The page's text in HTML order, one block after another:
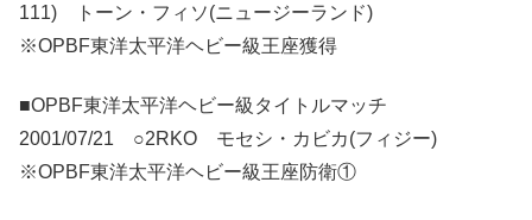
111) トーン・フィソ(ニュージーランド)
※OPBF東洋太平洋ヘビー級王座獲得
■OPBF東洋太平洋ヘビー級タイトルマッチ
2001/07/21 ○2RKO モセシ・カビカ(フィジー)
※OPBF東洋太平洋ヘビー級王座防衛①